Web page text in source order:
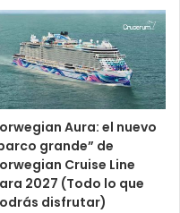
Aura: el nuevo
grande” de
Cruise Line
2027 (Todo lo que
disfrutar)